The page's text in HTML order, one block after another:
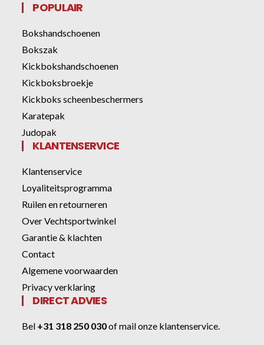
POPULAIR
Bokshandschoenen
Bokszak
Kickbokshandschoenen
Kickboksbroekje
Kickboks scheenbeschermers
Karatepak
Judopak
KLANTENSERVICE
Klantenservice
Loyaliteitsprogramma
Ruilen en retourneren
Over Vechtsportwinkel
Garantie & klachten
Contact
Algemene voorwaarden
Privacy verklaring
DIRECT ADVIES
Bel +31 318 250 030ofmail onze klantenservice.